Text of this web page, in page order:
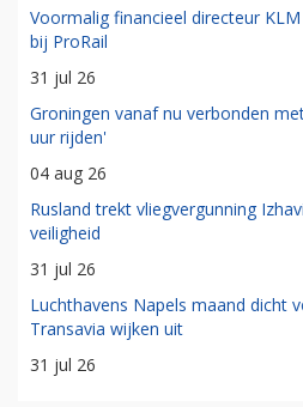
Voormalig financieel directeur
bij ProRail
31 jul 26
Groningen vanaf nu verbonden
uur rijden'
04 aug 26
Rusland trekt vliegvergunning
veiligheid
31 jul 26
Luchthavens Napels maand dicht
Transavia wijken uit
31 jul 26